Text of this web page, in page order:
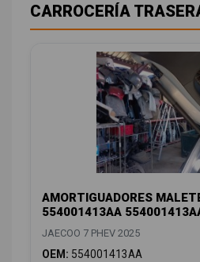
CARROCERÍA
AMORTIGUADORES
554001413AA
JAECOO 7 PHEV 2025
OEM: 554001413AA